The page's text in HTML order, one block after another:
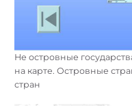
Не островные
на карте. Островные
стран